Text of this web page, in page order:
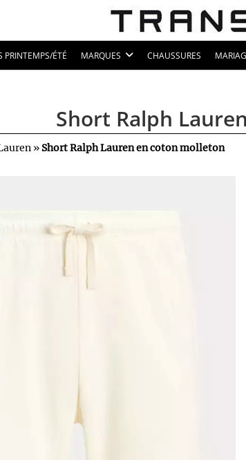
PRINTEMPS/ÉTÉ MARQUES CHAUSSURES
Short Ralph
»Short Ralph Lauren en coton molleton